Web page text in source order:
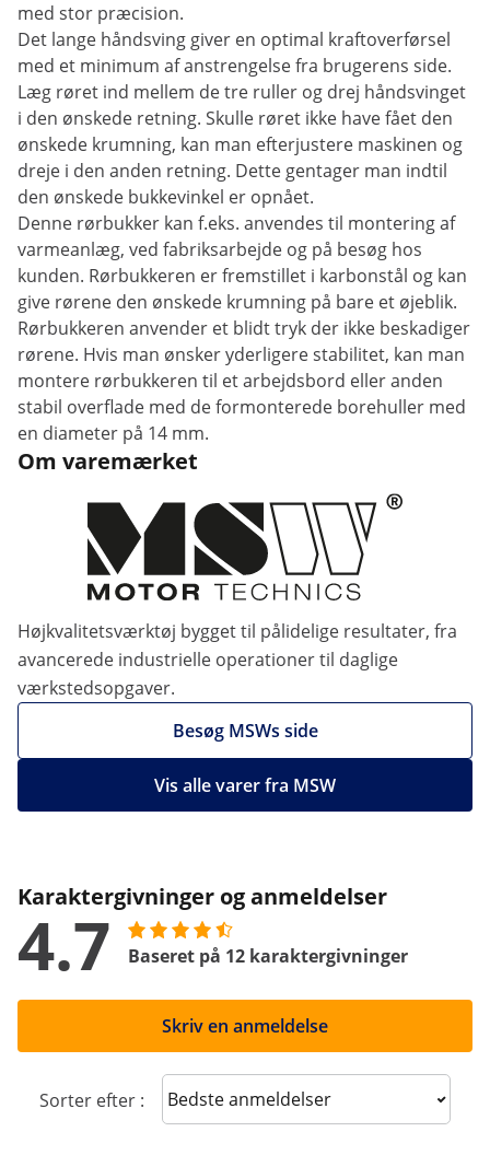
med stor præcision.
Det lange håndsving giver en optimal kraftoverførsel
med et minimum af anstrengelse fra brugerens side.
Læg røret ind mellem de tre ruller og drej håndsvinget
i den ønskede retning. Skulle røret ikke have fået den
ønskede krumning, kan man efterjustere maskinen og
dreje i den anden retning. Dette gentager man indtil
den ønskede bukkevinkel er opnået.
Denne rørbukker kan f.eks. anvendes til montering af
varmeanlæg, ved fabriksarbejde og på besøg hos
kunden. Rørbukkeren er fremstillet i karbonstål og kan
give rørene den ønskede krumning på bare et øjeblik.
Rørbukkeren anvender et blidt tryk der ikke beskadiger
rørene. Hvis man ønsker yderligere stabilitet, kan man
montere rørbukkeren til et arbejdsbord eller anden
stabil overflade med de formonterede borehuller med
en diameter på 14 mm.
Om varemærket
Højkvalitetsværktøj bygget til pålidelige resultater, fra
avancerede industrielle operationer til daglige
værkstedsopgaver.
Besøg MSWs side
Vis alle varer fra MSW
Karaktergivninger og anmeldelser
4.7 Baseret på 12 karaktergivninger
Skriv en anmeldelse
Sorter efter : Sort reviews